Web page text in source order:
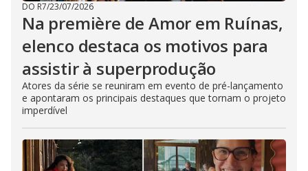
DO R7/23/07/2026
Na première de Amor em Ruínas,
elenco destaca os motivos para
assistir à superprodução
Atores da série se reuniram em evento de pré-lançamento
e apontaram os principais destaques que tornam o projeto
imperdível